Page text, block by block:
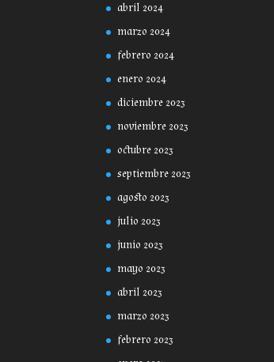
abril 2024
marzo 2024
febrero 2024
enero 2024
diciembre 2023
noviembre 2023
octubre 2023
septiembre 2023
agosto 2023
julio 2023
junio 2023
mayo 2023
abril 2023
marzo 2023
febrero 2023